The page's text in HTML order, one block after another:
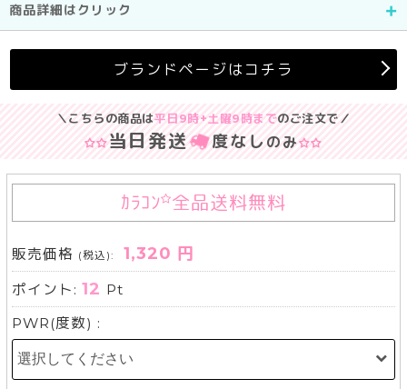
商品詳細はクリック
ブランドページはコチラ
＼こちらの商品は平日9時+土曜9時までのご注文で／
当日発送 度なし のみ
ｶﾗｺﾝ 全品送料無料
販売価格 (税込): 1,320 円
ポイント:12 Pt
PWR(度数) :